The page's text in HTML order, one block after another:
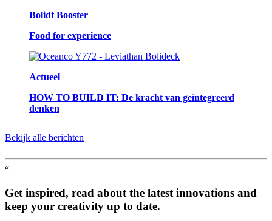
Bolidt Booster
Food for experience
Actueel
HOW TO BUILD IT: De kracht van geïntegreerd
denken
Bekijk alle berichten
“
Get inspired, read about the latest innovations and
keep your creativity up to date.